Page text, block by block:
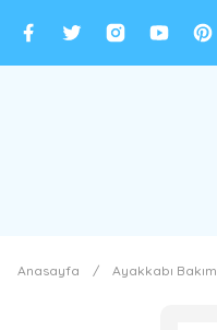
Anasayfa Ayakkabı Bakım